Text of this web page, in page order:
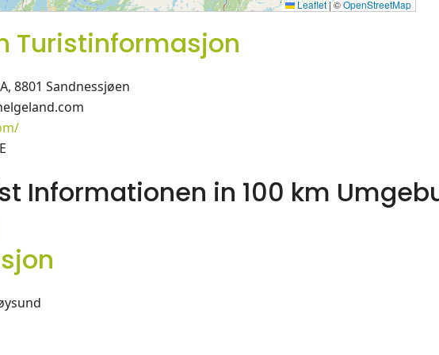
Leaflet |©OpenStreetMap
Turistinformasjon
8801 Sandnessjøen
Informationen in 100 km